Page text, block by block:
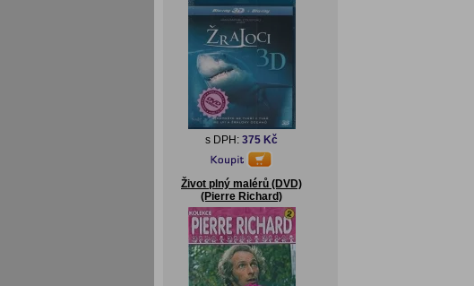
s DPH: 375 Kč
Život plný malérů (DVD)
(Pierre Richard)